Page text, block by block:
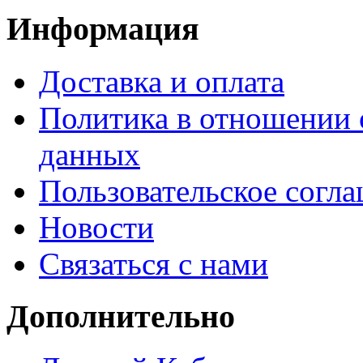
Информация
Доставка и оплата
Политика в отношении
данных
Пользовательское
Новости
Связаться с нами
Дополнительно